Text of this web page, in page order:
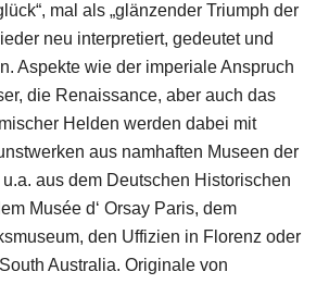
mal als „glänzender Triumph der
neu interpretiert, gedeutet und
Aspekte wie der imperiale Anspruch
die Renaissance, aber auch das
Helden werden dabei mit
aus namhaften Museen der
aus dem Deutschen Historischen
Musée d‘ Orsay Paris, dem
den Uffizien in Florenz oder
Australia. Originale von